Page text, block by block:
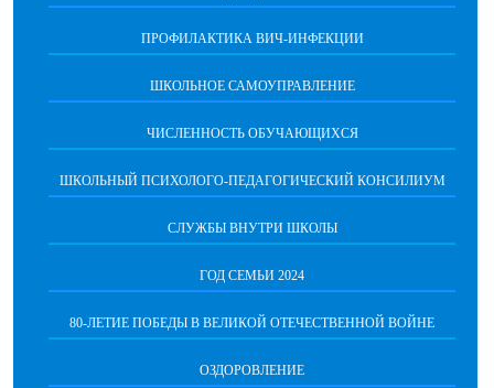
ПРОФИЛАКТИКА ВИЧ-ИНФЕКЦИИ
ШКОЛЬНОЕ САМОУПРАВЛЕНИЕ
ЧИСЛЕННОСТЬ ОБУЧАЮЩИХСЯ
ШКОЛЬНЫЙ ПСИХОЛОГО-ПЕДАГОГИЧЕСКИЙ КОНСИЛИУМ
СЛУЖБЫ ВНУТРИ ШКОЛЫ
ГОД СЕМЬИ 2024
80-ЛЕТИЕ ПОБЕДЫ В ВЕЛИКОЙ ОТЕЧЕСТВЕННОЙ ВОЙНЕ
ОЗДОРОВЛЕНИЕ